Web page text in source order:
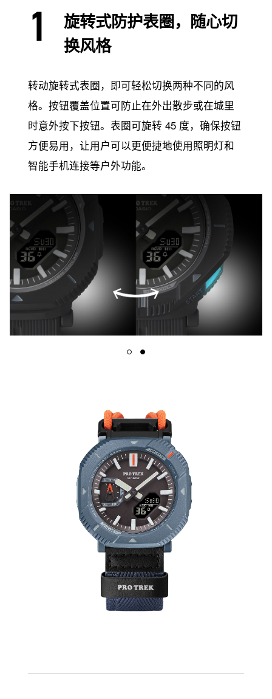
旋转式防护表圈，随心切
换风格
转动旋转式表圈，即可轻松切换两种不同的风
格。按钮覆盖位置可防止在外出散步或在城里
时意外按下按钮。表圈可旋转 45 度，确保按钮
方便易用，让用户可以更便捷地使用照明灯和
智能手机连接等户外功能。